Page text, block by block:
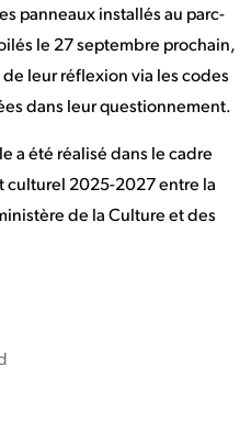
panneaux installés au parc-
le 27 septembre prochain,
leur réflexion via les codes
dans leur questionnement.
a été réalisé dans le cadre
culturel 2025-2027 entre la
de la Culture et des